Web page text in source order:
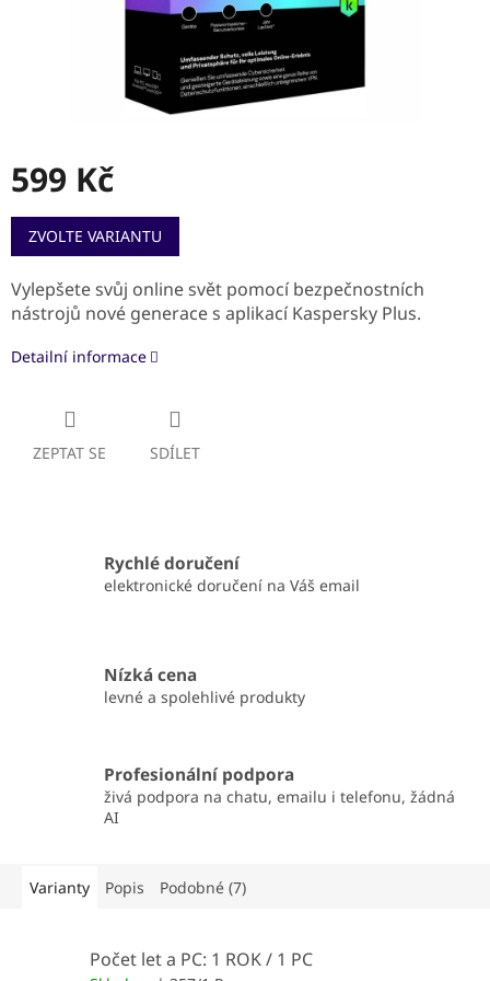
599 Kč
Měrná
cena:
ZVOLTE VARIANTU
Vylepšete svůj online svět pomocí bezpečnostních
nástrojů nové generace s aplikací Kaspersky Plus.
Detailní informace
ZEPTAT SE SDÍLET
Rychlé doručení
elektronické doručení na Váš email
Nízká cena
levné a spolehlivé produkty
Profesionální podpora
živá podpora na chatu, emailu i telefonu, žádná
AI
Varianty Popis Podobné (7)
Počet let a PC: 1 ROK / 1 PC